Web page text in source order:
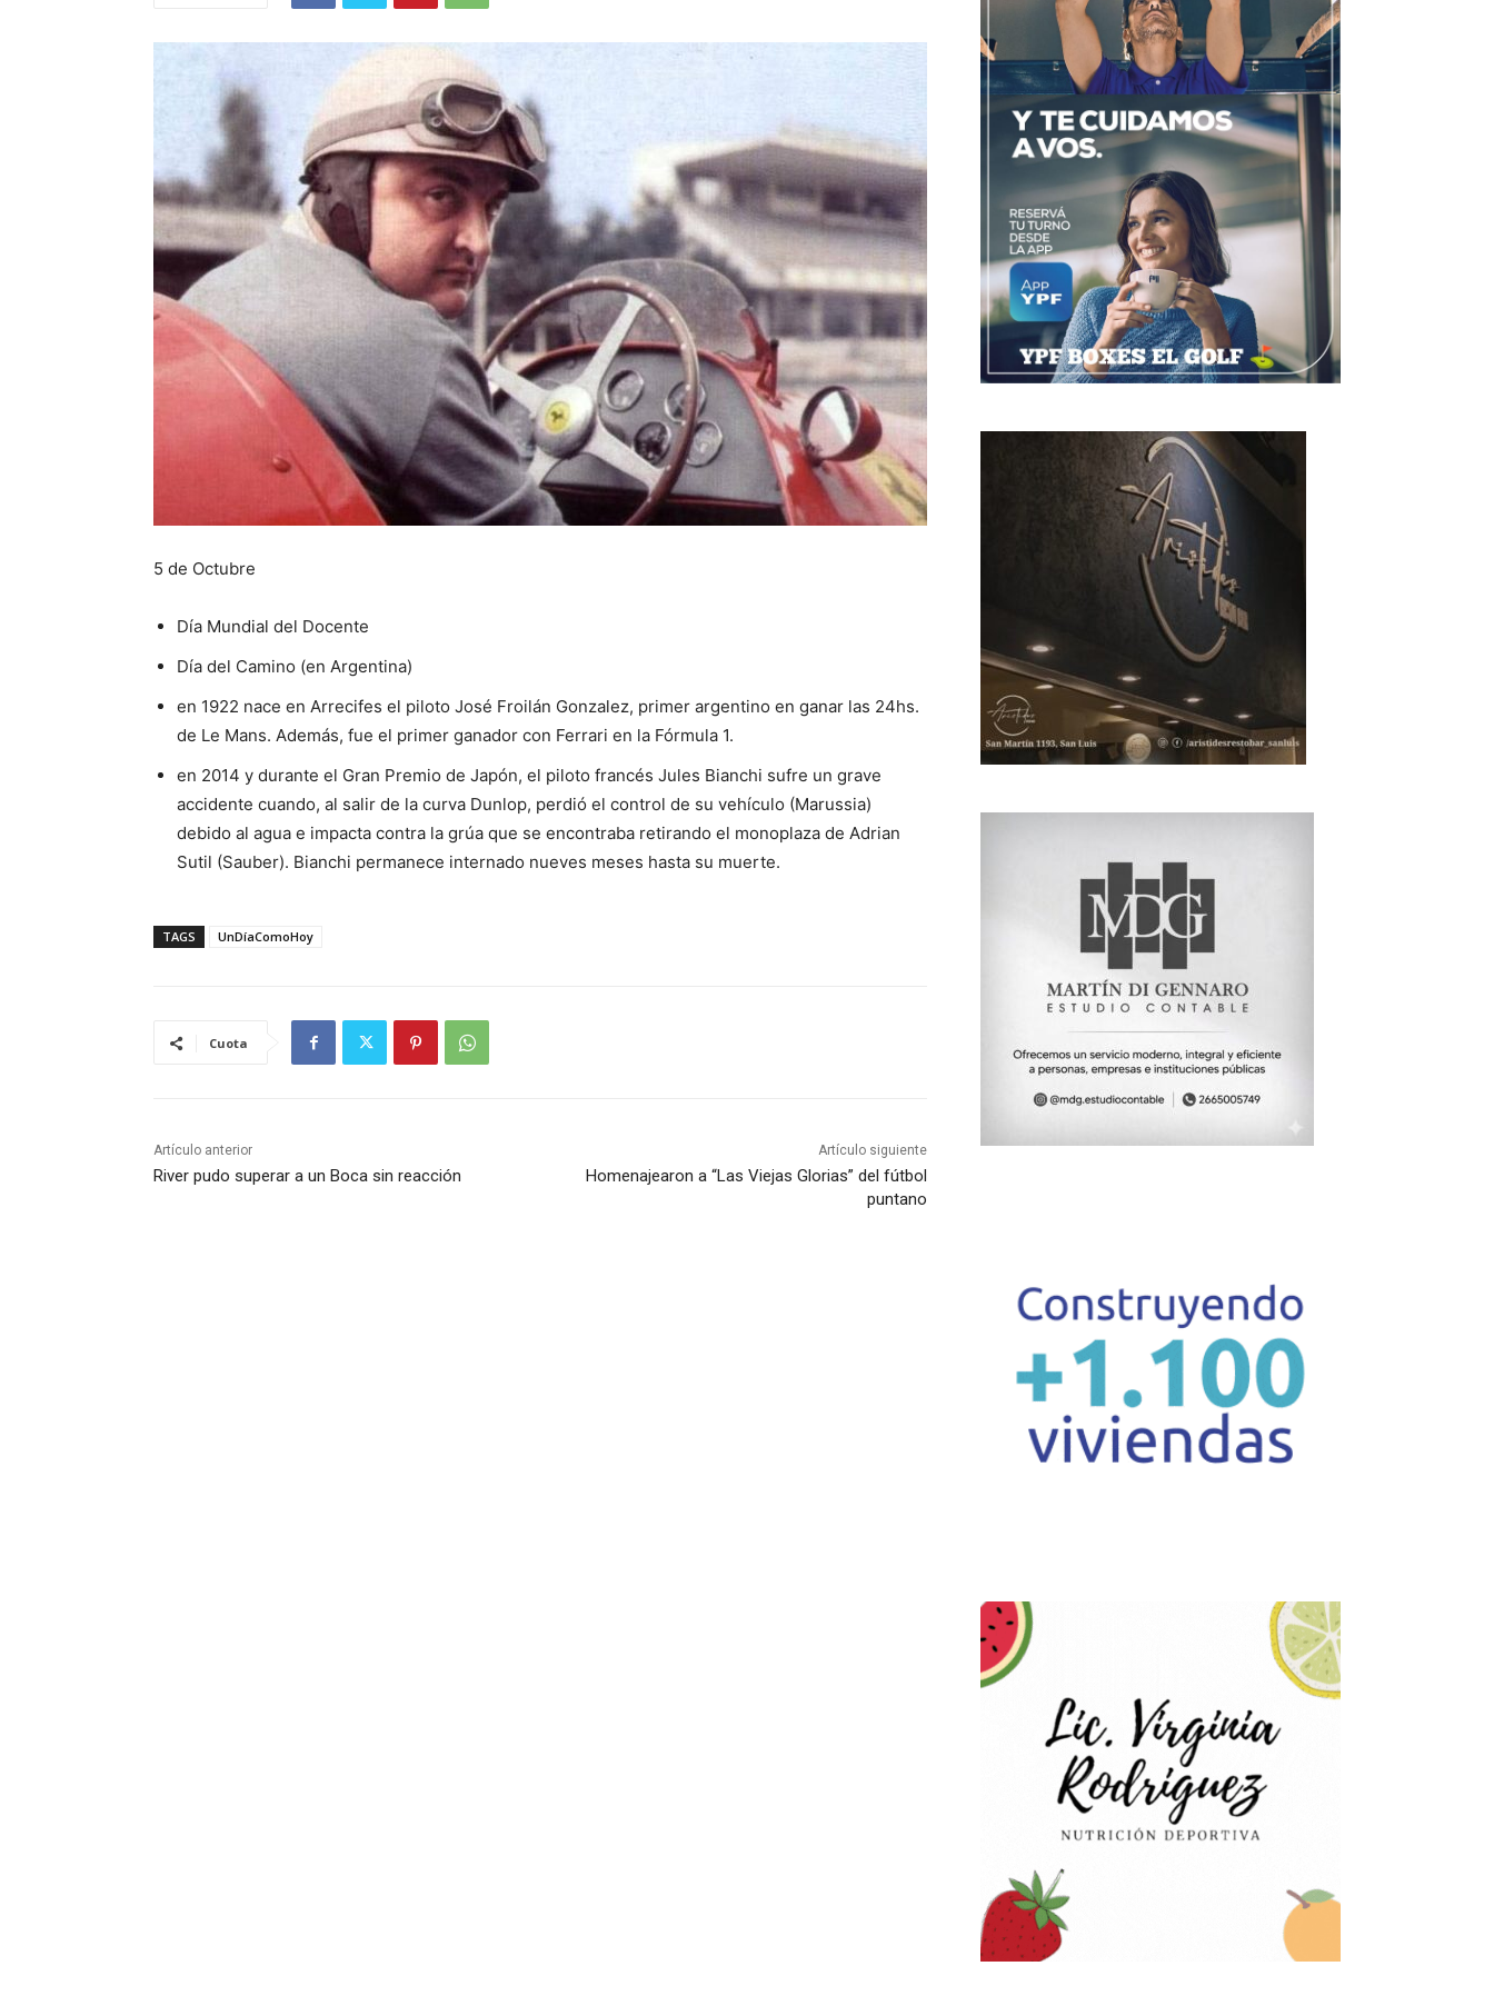
5 de Octubre
Día Mundial del Docente
Día del Camino (en Argentina)
en 1922 nace en Arrecifes el piloto José Froilán Gonzalez, primer argentino en ganar las 24hs.
de Le Mans. Además, fue el primer ganador con Ferrari en la Fórmula 1.
en 2014 y durante el Gran Premio de Japón, el piloto francés Jules Bianchi sufre un grave
accidente cuando, al salir de la curva Dunlop, perdió el control de su vehículo (Marussia)
debido al agua e impacta contra la grúa que se encontraba retirando el monoplaza de Adrian
Sutil (Sauber). Bianchi permanece internado nueves meses hasta su muerte.
TAGS UnDíaComoHoy
Cuota
Artículo anterior
River pudo superar a un Boca sin reacción
Artículo siguiente
Homenajearon a “Las Viejas Glorias” del fútbol
puntano